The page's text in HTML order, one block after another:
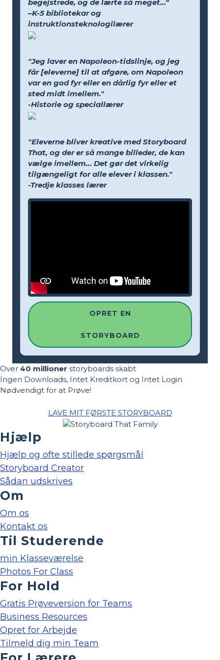
begejstrede, og de lærte så meget..."
–K-5 bibliotekar og
instruktionsteknologilærer
"Jeg laver en Napoleon-tidslinje, og jeg
får [eleverne] til at afgøre, om Napoleon
var en god fyr eller en dårlig fyr eller et
sted midt imellem."
-Historie og speciallærer
"Eleverne bliver kreative med Storyboard
That, og der er så mange billeder, de kan
vælge imellem... Det gør det virkelig
tilgængeligt for alle elever i klassen."
-Tredje klasses lærer
OPRET EN
STORYBOARD
Over 40 millioner storyboards skabt
Ingen Downloads, Intet Kreditkort og Intet Login
Nødvendigt for at Prøve!
LAVE MIT FØRSTE STORYBOARD
Hjælp
Hjælp og ofte stillede spørgsmål
Storyboard Creator
Sådan udskrives
Om
Om os
Kontakt os
Til Studerende
min Klasseværelse
Photos For Class
For Hold
Gratis Prøveversion for Teams
Business Resources
Opret for Arbejde
Tilmeld dig min Team